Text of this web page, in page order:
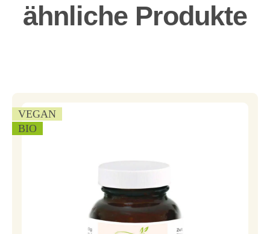
ähnliche Produkte
VEGAN
BIO